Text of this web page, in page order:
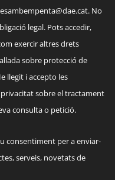
. No
legal. Pots accedir,
exercir altres drets
sobre protecció de
llegit i accepto les
sobre el tractament
consulta o petició.
consentiment per a enviar-
serveis, novetats de